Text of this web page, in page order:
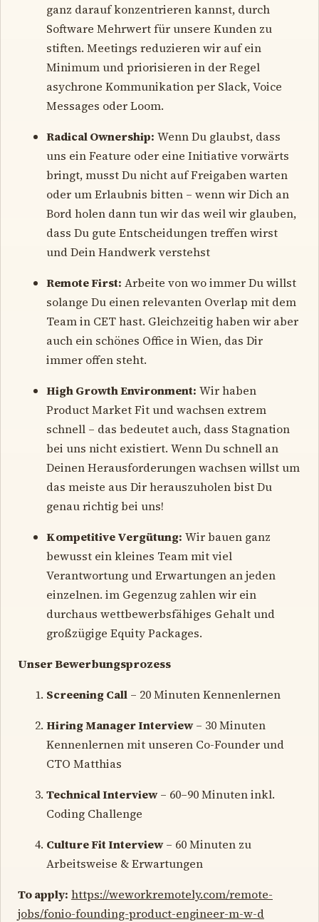
ganz darauf konzentrieren kannst, durch
Software Mehrwert für unsere Kunden zu
stiften. Meetings reduzieren wir auf ein
Minimum und priorisieren in der Regel
asychrone Kommunikation per Slack, Voice
Messages oder Loom.
Radical Ownership: Wenn Du glaubst, dass
uns ein Feature oder eine Initiative vorwärts
bringt, musst Du nicht auf Freigaben warten
oder um Erlaubnis bitten – wenn wir Dich an
Bord holen dann tun wir das weil wir glauben,
dass Du gute Entscheidungen treffen wirst
und Dein Handwerk verstehst
Remote First: Arbeite von wo immer Du willst
solange Du einen relevanten Overlap mit dem
Team in CET hast. Gleichzeitig haben wir aber
auch ein schönes Office in Wien, das Dir
immer offen steht.
High Growth Environment: Wir haben
Product Market Fit und wachsen extrem
schnell – das bedeutet auch, dass Stagnation
bei uns nicht existiert. Wenn Du schnell an
Deinen Herausforderungen wachsen willst um
das meiste aus Dir herauszuholen bist Du
genau richtig bei uns!
Kompetitive Vergütung: Wir bauen ganz
bewusst ein kleines Team mit viel
Verantwortung und Erwartungen an jeden
einzelnen. im Gegenzug zahlen wir ein
durchaus wettbewerbsfähiges Gehalt und
großzügige Equity Packages.
Unser Bewerbungsprozess
Screening Call – 20 Minuten Kennenlernen
Hiring Manager Interview– 30 Minuten
Kennenlernen mit unseren Co-Founder und
CTO Matthias
Technical Interview– 60–90 Minuten inkl.
Coding Challenge
Culture Fit Interview– 60 Minuten zu
Arbeitsweise & Erwartungen
To apply: https://weworkremotely.com/remote-
jobs/fonio-founding-product-engineer-m-w-d